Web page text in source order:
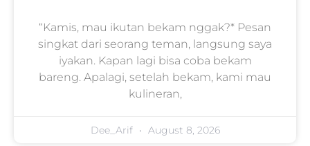
“Kamis, mau ikutan bekam nggak?* Pesan
singkat dari seorang teman, langsung saya
iyakan. Kapan lagi bisa coba bekam
bareng. Apalagi, setelah bekam, kami mau
kulineran,
Dee_Arif August 8, 2026